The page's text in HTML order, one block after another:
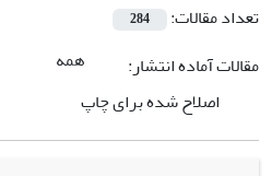
تعداد مقالات: 284
مقالات آماده انتشار: همه
اصلاح شده برای چاپ